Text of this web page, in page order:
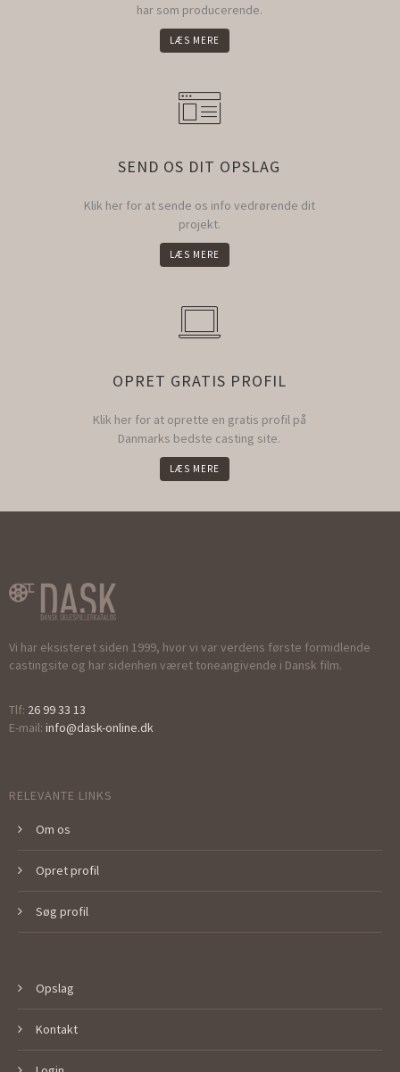
har som producerende.
LÆS MERE
SEND OS DIT OPSLAG
Klik her for at sende os info vedrørende dit
projekt.
LÆS MERE
OPRET GRATIS PROFIL
Klik her for at oprette en gratis profil på
Danmarks bedste casting site.
LÆS MERE
Vi har eksisteret siden 1999, hvor vi var verdens første formidlende
castingsite og har sidenhen været toneangivende i Dansk film.
Tlf: 26 99 33 13
E-mail: info@dask-online.dk
RELEVANTE LINKS
Om os
Opret profil
Søg profil
Opslag
Kontakt